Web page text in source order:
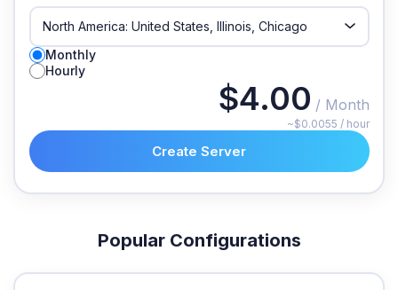
Monthly
Hourly
$4.00 / Month
~$0.0055 / hour
Create Server
Popular Configurations